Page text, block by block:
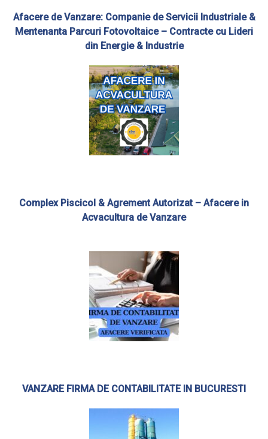
Afacere de Vanzare: Companie de Servicii Industriale &
Mentenanta Parcuri Fotovoltaice – Contracte cu Lideri
din Energie & Industrie
Complex Piscicol & Agrement Autorizat – Afacere in
Acvacultura de Vanzare
VANZARE FIRMA DE CONTABILITATE IN BUCURESTI